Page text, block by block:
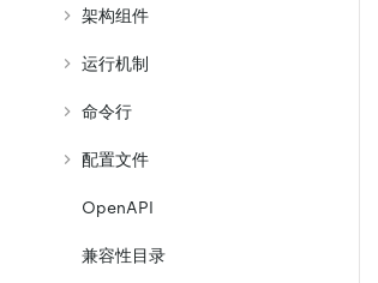
架构组件
运行机制
命令行
配置文件
OpenAPI
兼容性目录